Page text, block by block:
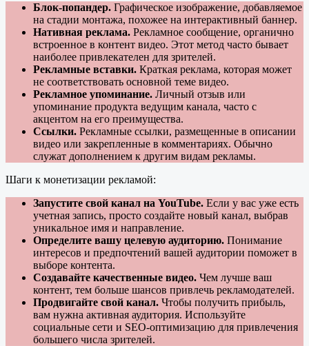
Блок-попандер. Графическое изображение, добавляемое
на стадии монтажа, похожее на интерактивный баннер.
Нативная реклама. Рекламное сообщение, органично
встроенное в контент видео. Этот метод часто бывает
наиболее привлекателен для зрителей.
Рекламные вставки. Краткая реклама, которая может
не соответствовать основной теме видео.
Рекламное упоминание. Личный отзыв или
упоминание продукта ведущим канала, часто с
акцентом на его преимущества.
Ссылки. Рекламные ссылки, размещенные в описании
видео или закрепленные в комментариях. Обычно
служат дополнением к другим видам рекламы.
Шаги к монетизации рекламой:
Запустите свой канал на YouTube. Если у вас уже есть
учетная запись, просто создайте новый канал, выбрав
уникальное имя и направление.
Определите вашу целевую аудиторию. Понимание
интересов и предпочтений вашей аудитории поможет в
выборе контента.
Создавайте качественные видео. Чем лучше ваш
контент, тем больше шансов привлечь рекламодателей.
Продвигайте свой канал. Чтобы получить прибыль,
вам нужна активная аудитория. Используйте
социальные сети и SEO-оптимизацию для привлечения
большего числа зрителей.